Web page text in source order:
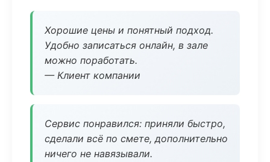
Хорошие цены и понятный подход.
Удобно записаться онлайн, в зале
можно поработать.
— Клиент компании
Сервис понравился: приняли быстро,
сделали всё по смете, дополнительно
ничего не навязывали.